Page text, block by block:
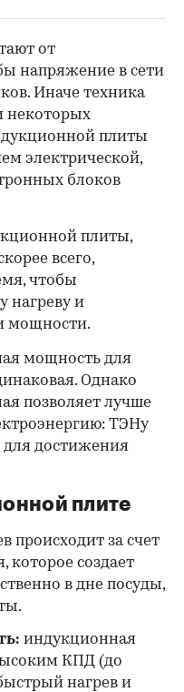
от
напряжение в сети
Иначе техника
некоторых
плиты
электрической,
блоков
плиты,
всего,
чтобы
нагреву и
мощности.
мощность для
Однако
позволяет лучше
ТЭНу
для достижения
плите
происходит за счет
которое создает
в дне посуды,
индукционная
КПД (до
нагрев и